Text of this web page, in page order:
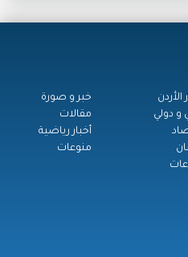
الأردن
و دولي
خبر و صورة
مقالات
أخبار رياضية
منوعات